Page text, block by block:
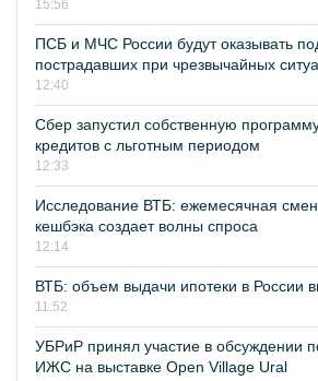
15:56
ПСБ и МЧС России будут оказывать
пострадавших при чрезвычайных
12:40
Сбер запустил собственную
кредитов с льготным периодом
12:33
Исследование ВТБ: ежемесячная
кешбэка создает волны спроса
12:14
ВТБ: объем выдачи ипотеки в России
11:52
УБРиР принял участие в обсуждении
ИЖС на выставке Open Village Ural